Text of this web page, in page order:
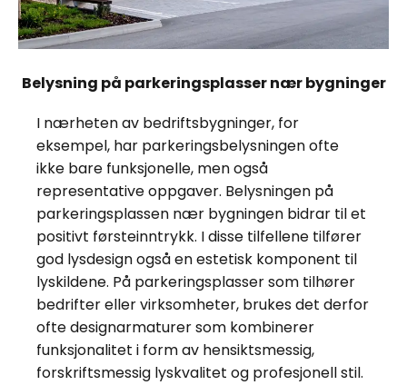
Belysning på parkeringsplasser nær bygninger
I nærheten av bedriftsbygninger, for
eksempel, har parkeringsbelysningen ofte
ikke bare funksjonelle, men også
representative oppgaver. Belysningen på
parkeringsplassen nær bygningen bidrar til et
positivt førsteinntrykk. I disse tilfellene tilfører
god lysdesign også en estetisk komponent til
lyskildene. På parkeringsplasser som tilhører
bedrifter eller virksomheter, brukes det derfor
ofte designarmaturer som kombinerer
funksjonalitet i form av hensiktsmessig,
forskriftsmessig lyskvalitet og profesjonell stil.